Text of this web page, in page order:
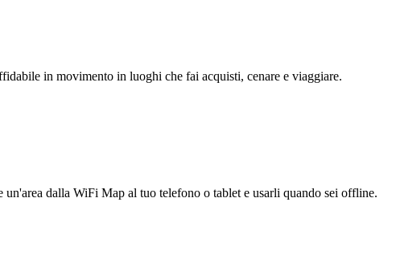
in movimento in luoghi che fai acquisti, cenare e viaggiare.
dalla WiFi Map al tuo telefono o tablet e usarli quando sei offline.